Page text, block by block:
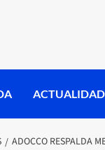
ACTUALIDAD
ADOCCO RESPALDA